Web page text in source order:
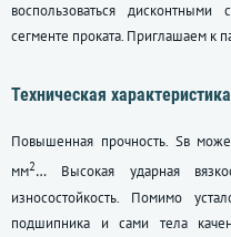
воспользоваться
сегменте проката. Приглашаем к
Техническая характеристика
Повышенная прочность. Sв
мм2… Высокая ударная
износостойкость. Помимо
подшипника и сами тела